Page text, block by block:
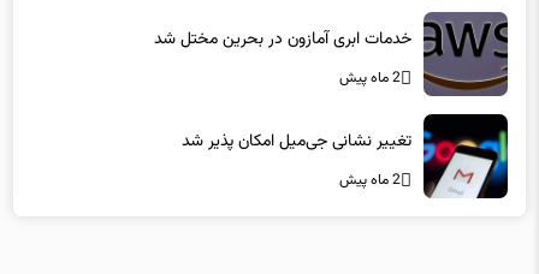
خدمات ابری آمازون در بحرین مختل شد
2 ماه پیش
تغییر نشانی جی‌میل امکان پذیر شد
2 ماه پیش